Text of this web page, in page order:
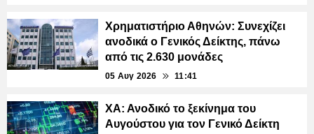
Χρηματιστήριο Αθηνών: Συνεχίζει
ανοδικά ο Γενικός Δείκτης, πάνω
από τις 2.630 μονάδες
05 Αυγ 2026 11:41
ΧΑ: Ανοδικό το ξεκίνημα του
Αυγούστου για τον Γενικό Δείκτη